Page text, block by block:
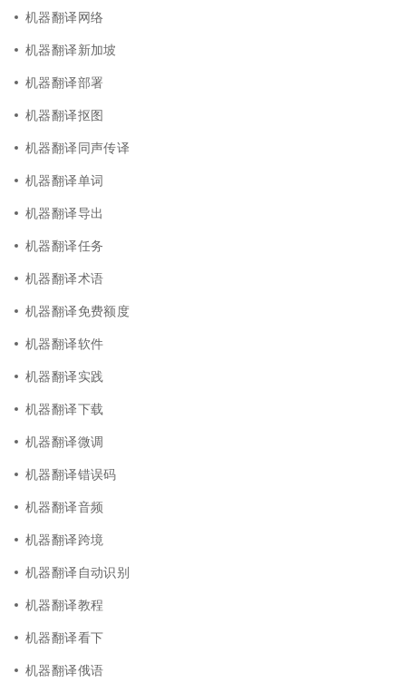
机器翻译网络
机器翻译新加坡
机器翻译部署
机器翻译抠图
机器翻译同声传译
机器翻译单词
机器翻译导出
机器翻译任务
机器翻译术语
机器翻译免费额度
机器翻译软件
机器翻译实践
机器翻译下载
机器翻译微调
机器翻译错误码
机器翻译音频
机器翻译跨境
机器翻译自动识别
机器翻译教程
机器翻译看下
机器翻译俄语